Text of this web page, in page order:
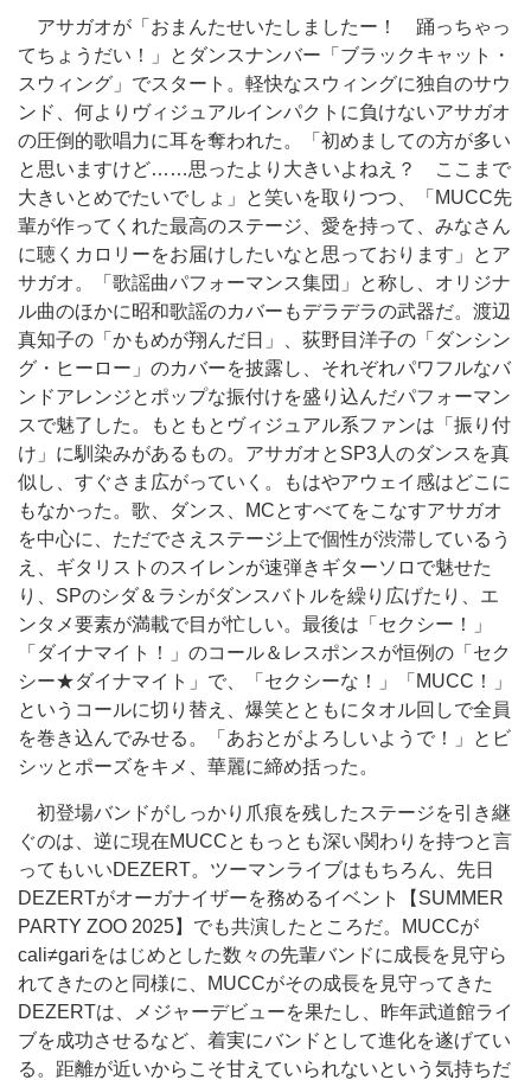
アサガオが「おまんたせいたしましたー！ 踊っちゃっ
てちょうだい！」とダンスナンバー「ブラックキャット・
スウィング」でスタート。軽快なスウィングに独自のサウ
ンド、何よりヴィジュアルインパクトに負けないアサガオ
の圧倒的歌唱力に耳を奪われた。「初めましての方が多い
と思いますけど……思ったより大きいよねえ？ ここまで
大きいとめでたいでしょ」と笑いを取りつつ、「MUCC先
輩が作ってくれた最高のステージ、愛を持って、みなさん
に聴くカロリーをお届けしたいなと思っております」とア
サガオ。「歌謡曲パフォーマンス集団」と称し、オリジナ
ル曲のほかに昭和歌謡のカバーもデラデラの武器だ。渡辺
真知子の「かもめが翔んだ日」、荻野目洋子の「ダンシン
グ・ヒーロー」のカバーを披露し、それぞれパワフルなバ
ンドアレンジとポップな振付けを盛り込んだパフォーマン
スで魅了した。もともとヴィジュアル系ファンは「振り付
け」に馴染みがあるもの。アサガオとSP3人のダンスを真
似し、すぐさま広がっていく。もはやアウェイ感はどこに
もなかった。歌、ダンス、MCとすべてをこなすアサガオ
を中心に、ただでさえステージ上で個性が渋滞しているう
え、ギタリストのスイレンが速弾きギターソロで魅せた
り、SPのシダ＆ラシがダンスバトルを繰り広げたり、エ
ンタメ要素が満載で目が忙しい。最後は「セクシー！」
「ダイナマイト！」のコール＆レスポンスが恒例の「セク
シー★ダイナマイト」で、「セクシーな！」「MUCC！」
というコールに切り替え、爆笑とともにタオル回しで全員
を巻き込んでみせる。「あおとがよろしいようで！」とビ
シッとポーズをキメ、華麗に締め括った。
初登場バンドがしっかり爪痕を残したステージを引き継
ぐのは、逆に現在MUCCともっとも深い関わりを持つと言
ってもいいDEZERT。ツーマンライブはもちろん、先日
DEZERTがオーガナイザーを務めるイベント【SUMMER
PARTY ZOO 2025】でも共演したところだ。MUCCが
cali≠gariをはじめとした数々の先輩バンドに成長を見守ら
れてきたのと同様に、MUCCがその成長を見守ってきた
DEZERTは、メジャーデビューを果たし、昨年武道館ライ
ブを成功させるなど、着実にバンドとして進化を遂げてい
る。距離が近いからこそ甘えていられないという気持ちだ